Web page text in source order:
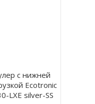
с нижней
Ecotronic
LXE silver-SS